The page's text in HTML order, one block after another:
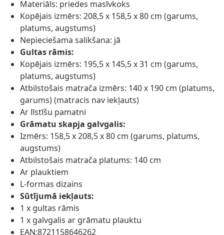
Materiāls: priedes masīvkoks
Kopējais izmērs: 208,5 x 158,5 x 80 cm (garums,
platums, augstums)
Nepieciešama salikšana: jā
Gultas rāmis:
Kopējais izmērs: 195,5 x 145,5 x 31 cm (garums,
platums, augstums)
Atbilstošais matrača izmērs: 140 x 190 cm (platums,
garums) (matracis nav iekļauts)
Ar līstīšu pamatni
Grāmatu skapja galvgalis:
Izmērs: 158,5 x 208,5 x 80 cm (garums, platums,
augstums)
Atbilstošais matrača platums: 140 cm
Ar plauktiem
L-formas dizains
Sūtījumā iekļauts:
1 x gultas rāmis
1 x galvgalis ar grāmatu plauktu
EAN:8721158646262